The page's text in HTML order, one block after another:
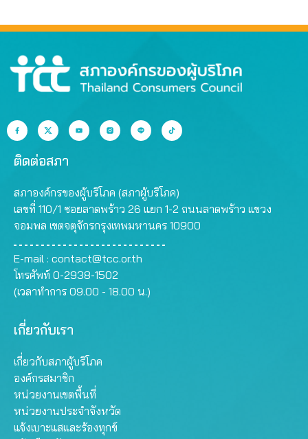
ติดต่อสภา
สภาองค์กรของผู้บริโภค (สภาผู้บริโภค)
เลขที่ 110/1 ซอยลาดพร้าว 26 แยก 1-2 ถนนลาดพร้าว แขวง
จอมพล เขตจตุจักรกรุงเทพมหานคร 10900
E-mail : contact@tcc.or.th
โทรศัพท์ 0-2938-1502
(เวลาทำการ 09.00 - 18.00 น.)
เกี่ยวกับเรา
เกี่ยวกับสภาผู้บริโภค
องค์กรสมาชิก
หน่วยงานเขตพื้นที่
หน่วยงานประจำจังหวัด
แจ้งเบาะแสและร้องทุกข์